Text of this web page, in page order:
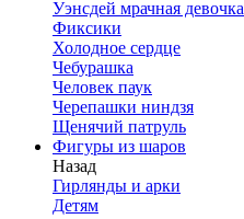
Уэнсдей мрачная девочка
Фиксики
Холодное сердце
Чебурашка
Человек паук
Черепашки ниндзя
Щенячий патруль
Фигуры из шаров
Назад
Гирлянды и арки
Детям